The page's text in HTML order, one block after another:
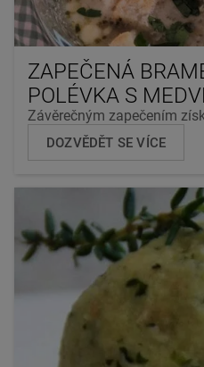
ZAPEČENÁ
POLÉVKA S
Závěrečným zapečením
DOZVĚDĚT SE VÍCE